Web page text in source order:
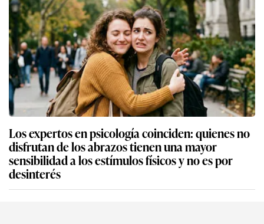
Los expertos en psicología coinciden: quienes no
disfrutan de los abrazos tienen una mayor
sensibilidad a los estímulos físicos y no es por
desinterés